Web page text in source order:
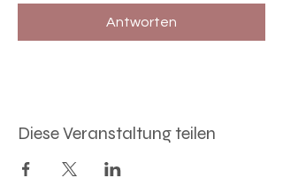
Antworten
Diese Veranstaltung teilen